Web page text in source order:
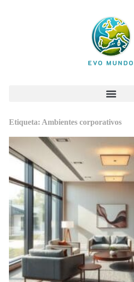
Etiqueta: Ambientes corporativos